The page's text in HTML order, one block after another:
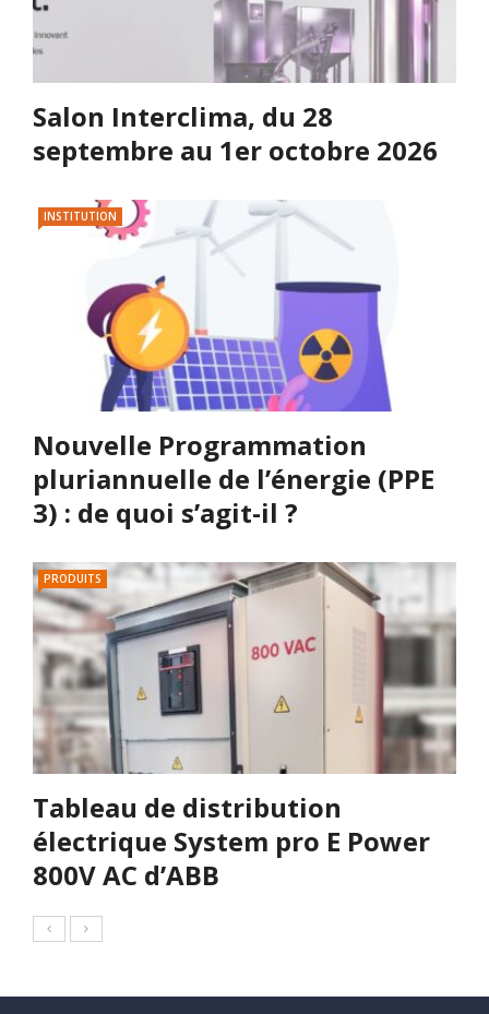
Salon Interclima, du 28
septembre au 1er octobre 2026
INSTITUTION
Nouvelle Programmation
pluriannuelle de l’énergie (PPE
3) : de quoi s’agit-il ?
PRODUITS
Tableau de distribution
électrique System pro E Power
800V AC d’ABB